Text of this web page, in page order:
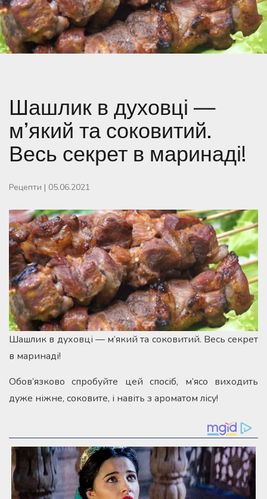
Шашлик в духовці —
м’який та соковитий.
Весь секрет в маринаді!
Рецепти | 05.06.2021
Шашлик в духовці — м’який та соковитий. Весь секрет
в маринаді!
Обов’язково спробуйте цей спосіб, м’ясо виходить
дуже ніжне, соковите, і навіть з ароматом лісу!